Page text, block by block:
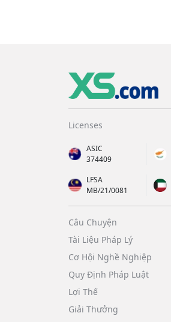
Licenses
ASIC
374409
LFSA
MB/21/0081
Câu Chuyện
Tài Liệu Pháp Lý
Cơ Hội Nghề Nghiệp
Quy Định Pháp Luật
Lợi Thế
Giải Thưởng